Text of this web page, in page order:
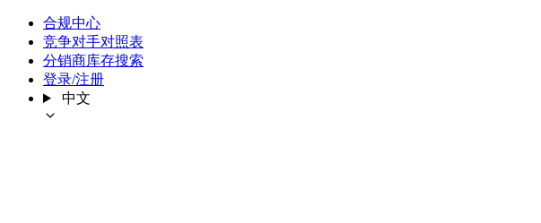
合规中心
竞争对手对照表
分销商库存搜索
登录/注册
中文